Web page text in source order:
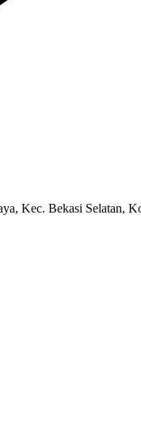
Kec. Bekasi Selatan,